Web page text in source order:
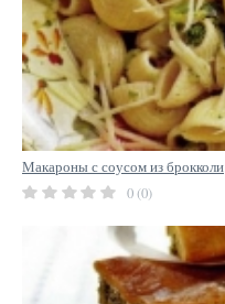
Макароны с соусом из брокколи
0 (0)